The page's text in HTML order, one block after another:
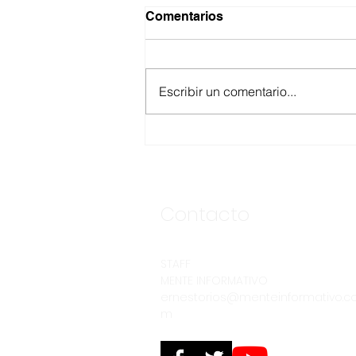
Comentarios
Escribir un comentario...